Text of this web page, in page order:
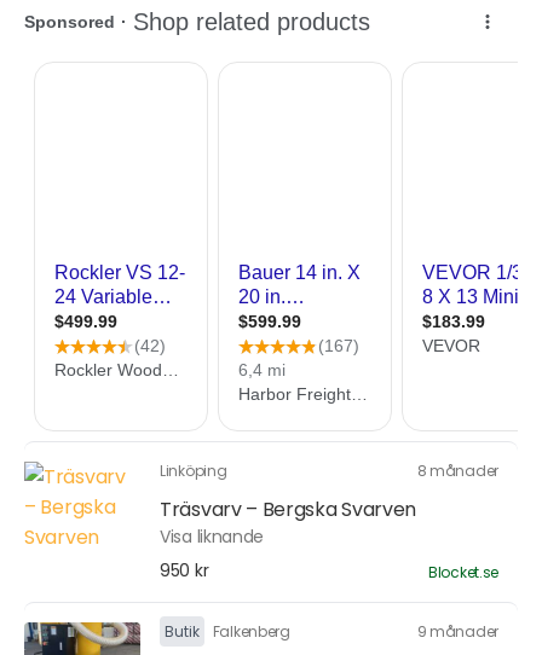
Linköping 8 månader
Träsvarv – Bergska Svarven
Visa liknande
950 kr
Blocket.se
Butik Falkenberg 9 månader